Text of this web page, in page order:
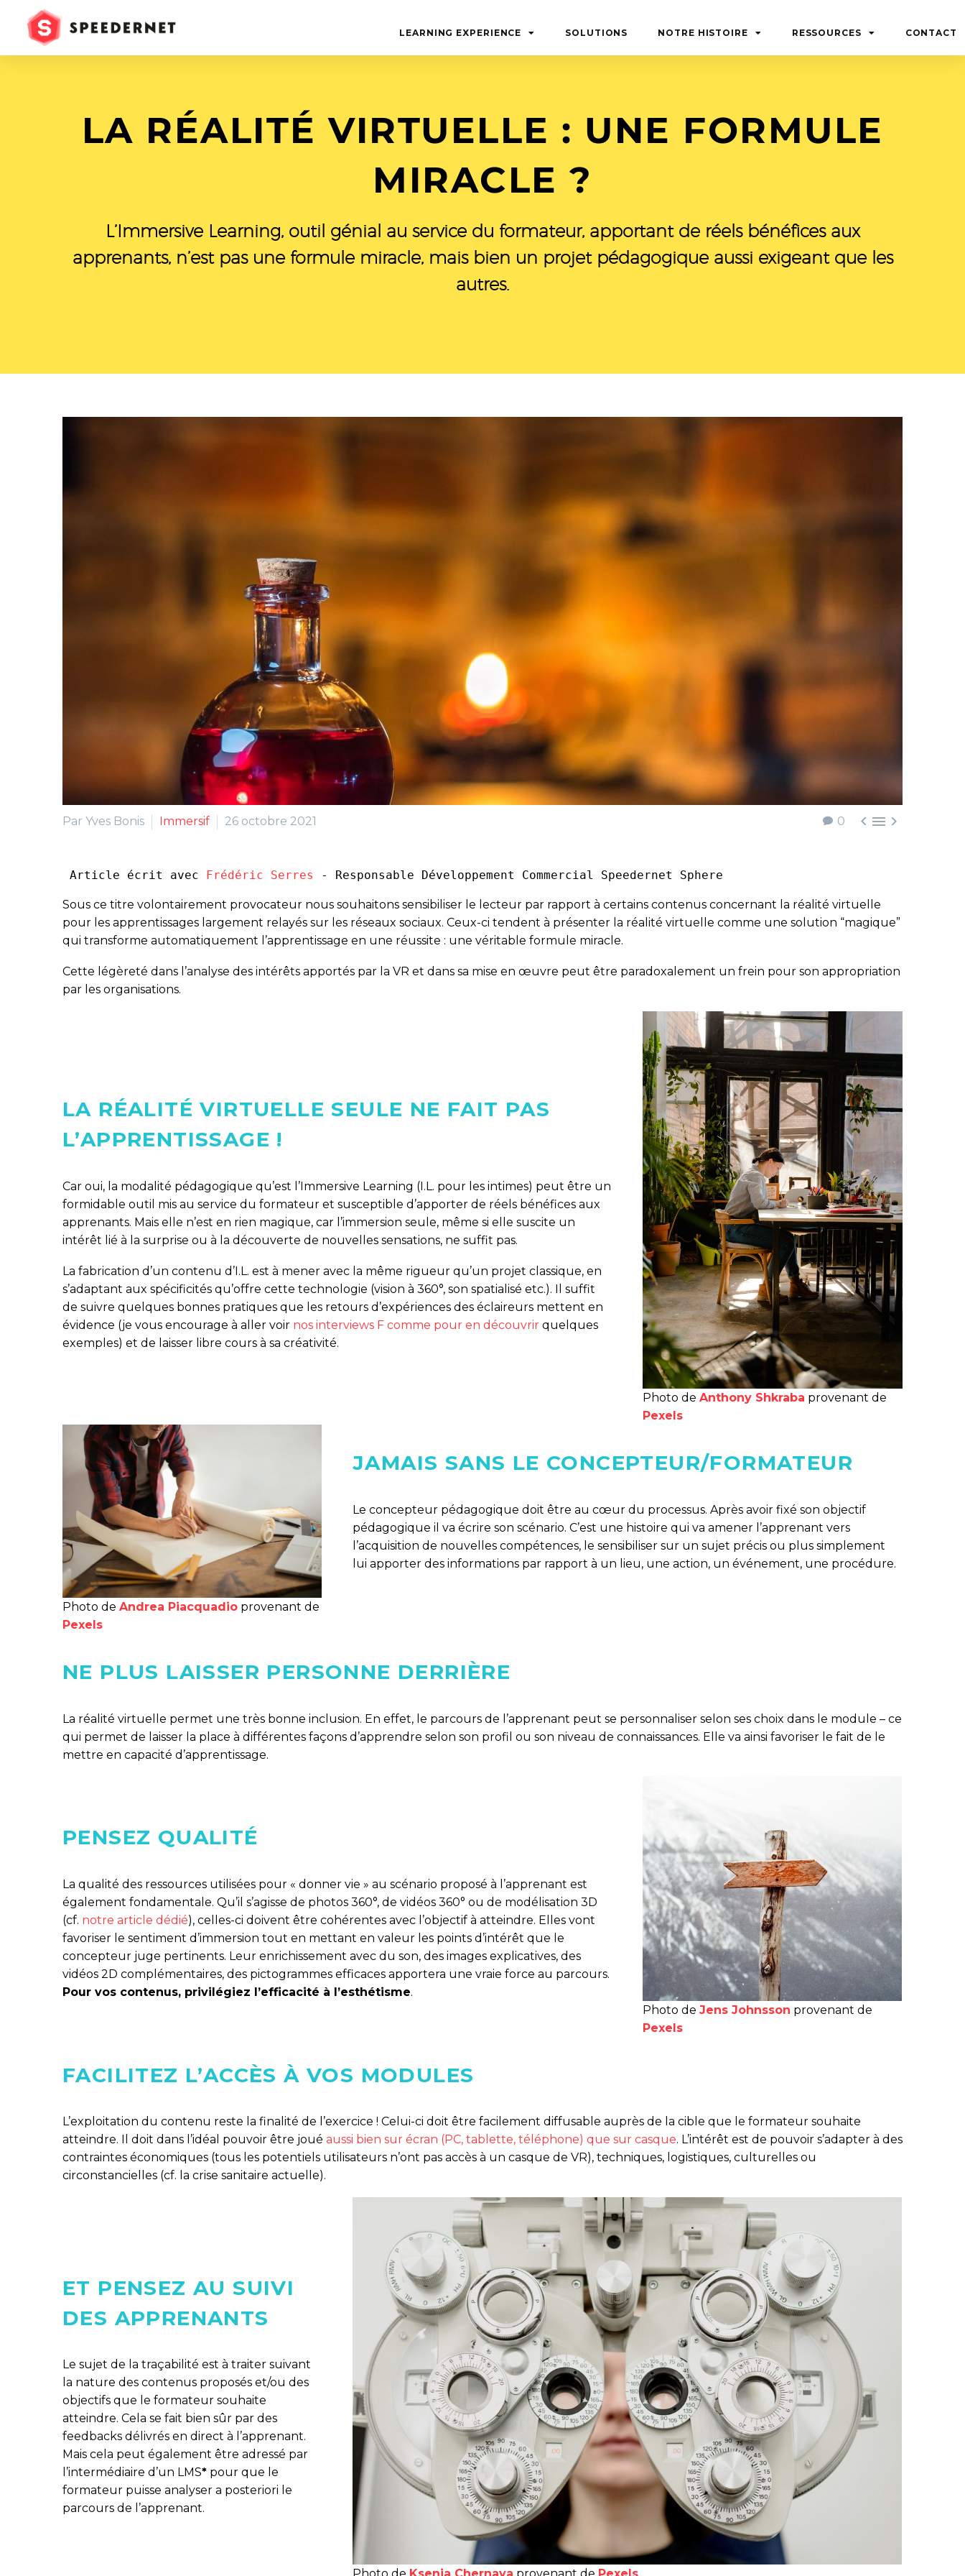
LEARNING EXPERIENCE SOLUTIONS NOTRE HISTOIRE RESSOURCES CONTACT
LA RÉALITÉ VIRTUELLE : UNE FORMULE
MIRACLE ?
L’Immersive Learning, outil génial au service du formateur, apportant de réels bénéfices aux
apprenants, n’est pas une formule miracle, mais bien un projet pédagogique aussi exigeant que les
autres.
0   
Par Yves Bonis Immersif 26 octobre 2021
Article écrit avec Frédéric Serres - Responsable Développement Commercial Speedernet Sphere
Sous ce titre volontairement provocateur nous souhaitons sensibiliser le lecteur par rapport à certains contenus concernant la réalité virtuelle
pour les apprentissages largement relayés sur les réseaux sociaux. Ceux-ci tendent à présenter la réalité virtuelle comme une solution “magique”
qui transforme automatiquement l’apprentissage en une réussite : une véritable formule miracle.
Cette légèreté dans l’analyse des intérêts apportés par la VR et dans sa mise en œuvre peut être paradoxalement un frein pour son appropriation
par les organisations.
LA RÉALITÉ VIRTUELLE SEULE NE FAIT PAS
L’APPRENTISSAGE !
Car oui, la modalité pédagogique qu’est l’Immersive Learning (I.L. pour les intimes) peut être un
formidable outil mis au service du formateur et susceptible d’apporter de réels bénéfices aux
apprenants. Mais elle n’est en rien magique, car l’immersion seule, même si elle suscite un
intérêt lié à la surprise ou à la découverte de nouvelles sensations, ne suffit pas.
La fabrication d’un contenu d’I.L. est à mener avec la même rigueur qu’un projet classique, en
s’adaptant aux spécificités qu’offre cette technologie (vision à 360°, son spatialisé etc.). Il suffit
de suivre quelques bonnes pratiques que les retours d’expériences des éclaireurs mettent en
évidence (je vous encourage à aller voir nos interviews F comme pour en découvrir quelques
exemples) et de laisser libre cours à sa créativité.
Photo de Anthony Shkraba provenant de
Pexels
Photo deAndrea Piacquadio provenant de
Pexels
JAMAIS SANS LE CONCEPTEUR/FORMATEUR
Le concepteur pédagogique doit être au cœur du processus. Après avoir fixé son objectif
pédagogique il va écrire son scénario. C’est une histoire qui va amener l’apprenant vers
l’acquisition de nouvelles compétences, le sensibiliser sur un sujet précis ou plus simplement
lui apporter des informations par rapport à un lieu, une action, un événement, une procédure.
NE PLUS LAISSER PERSONNE DERRIÈRE
La réalité virtuelle permet une très bonne inclusion. En effet, le parcours de l’apprenant peut se personnaliser selon ses choix dans le module – ce
qui permet de laisser la place à différentes façons d’apprendre selon son profil ou son niveau de connaissances. Elle va ainsi favoriser le fait de le
mettre en capacité d’apprentissage.
PENSEZ QUALITÉ
La qualité des ressources utilisées pour « donner vie » au scénario proposé à l’apprenant est
également fondamentale. Qu’il s’agisse de photos 360°, de vidéos 360° ou de modélisation 3D
(cf. notre article dédié), celles-ci doivent être cohérentes avec l’objectif à atteindre. Elles vont
favoriser le sentiment d’immersion tout en mettant en valeur les points d’intérêt que le
concepteur juge pertinents. Leur enrichissement avec du son, des images explicatives, des
vidéos 2D complémentaires, des pictogrammes efficaces apportera une vraie force au parcours.
Pour vos contenus, privilégiez l’efficacité à l’esthétisme.
Photo deJens Johnsson provenant de
Pexels
FACILITEZ L’ACCÈS À VOS MODULES
L’exploitation du contenu reste la finalité de l’exercice ! Celui-ci doit être facilement diffusable auprès de la cible que le formateur souhaite
atteindre. Il doit dans l’idéal pouvoir être joué aussi bien sur écran (PC, tablette, téléphone) que sur casque. L’intérêt est de pouvoir s’adapter à des
contraintes économiques (tous les potentiels utilisateurs n’ont pas accès à un casque de VR), techniques, logistiques, culturelles ou
circonstancielles (cf. la crise sanitaire actuelle).
ET PENSEZ AU SUIVI
DES APPRENANTS
Le sujet de la traçabilité est à traiter suivant
la nature des contenus proposés et/ou des
objectifs que le formateur souhaite
atteindre. Cela se fait bien sûr par des
feedbacks délivrés en direct à l’apprenant.
Mais cela peut également être adressé par
l’intermédiaire d’un LMS* pour que le
formateur puisse analyser a posteriori le
parcours de l’apprenant.